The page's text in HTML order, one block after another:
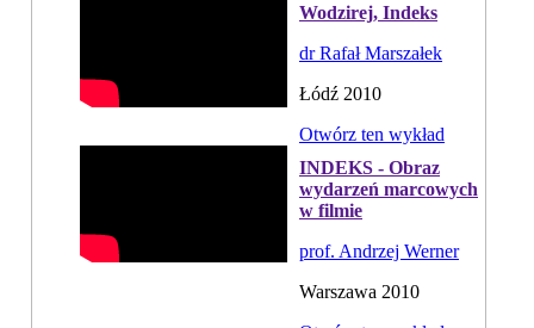
Wodzirej, Indeks
dr Rafał Marszałek
Łódź 2010
Otwórz ten wykład
INDEKS - Obraz
wydarzeń marcowych
w filmie
prof. Andrzej Werner
Warszawa 2010